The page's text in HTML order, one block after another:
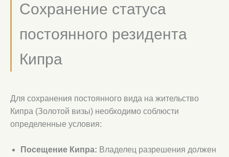
Сохранение статуса
постоянного резидента
Кипра
Для сохранения постоянного вида на жительство
Кипра (Золотой визы) необходимо соблюсти
определенные условия:
Посещение Кипра: Владелец разрешения должен